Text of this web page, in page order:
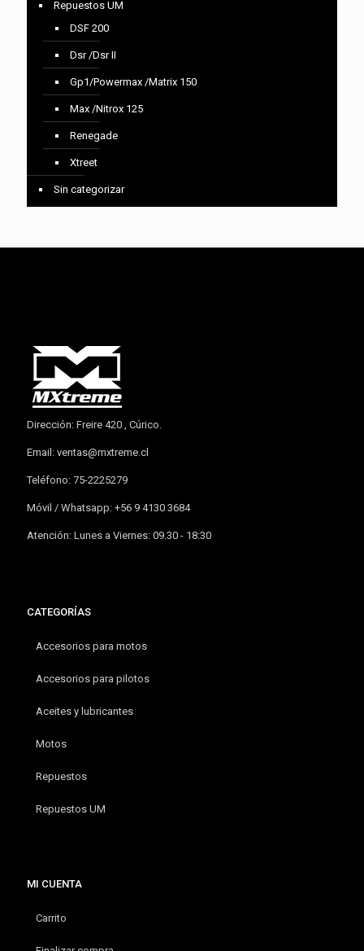
Repuestos UM
DSF 200
Dsr /Dsr II
Gp1/Powermax /Matrix 150
Max /Nitrox 125
Renegade
Xtreet
Sin categorizar
Dirección: Freire 420 , Cúrico.
Email: ventas@mxtreme.cl
Teléfono: 75-2225279
Móvil / Whatsapp: +56 9 4130 3684
Atención: Lunes a Viernes: 09.30 - 18:30
CATEGORÍAS
Accesorios para motos
Accesorios para pilotos
Aceites y lubricantes
Motos
Repuestos
Repuestos UM
MI CUENTA
Carrito